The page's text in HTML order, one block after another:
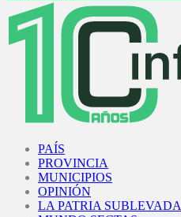
PAÍS
PROVINCIA
MUNICIPIOS
OPINIÓN
LA PATRIA SUBLEVADA